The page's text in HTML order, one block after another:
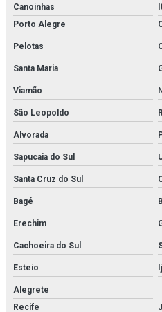
Membrana de n2
Membrana de nitrogênio
Minibooster
Montagem de estrutura metálica
Montagem de estruturas
Montagem de tubulações
Montagens industriais em rio de
Montagens industriais em rj
Montagens e manutenção
Canoinhas
Porto Alegre
Pelotas
Santa Maria
Viamão
São Leopoldo
Alvorada
Sapucaia do Sul
Santa Cruz do Sul
Bagé
Erechim
Cachoeira do Sul
Esteio
Alegrete
Recife